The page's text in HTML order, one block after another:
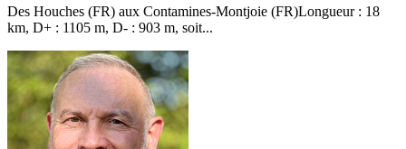
Des Houches (FR) aux Contamines-Montjoie (FR)Longueur : 18
km, D+ : 1105 m, D- : 903 m, soit...